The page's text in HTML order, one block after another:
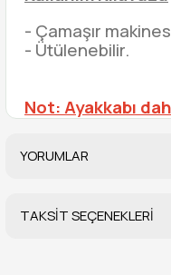
- Çamaşır
- Ütülenebilir.
Not: Ayakkabı
YORUMLAR
TAKSİT SEÇENEKLERİ